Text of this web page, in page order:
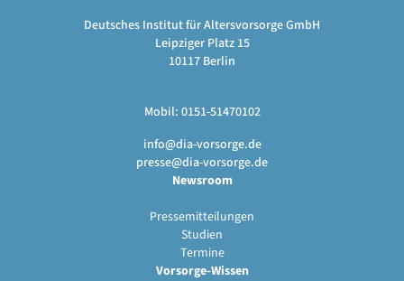
Deutsches Institut für Altersvorsorge GmbH
Leipziger Platz 15
10117 Berlin
Mobil: 0151-51470102
info@dia-vorsorge.de
presse@dia-vorsorge.de
Newsroom
Pressemitteilungen
Studien
Termine
Vorsorge-Wissen